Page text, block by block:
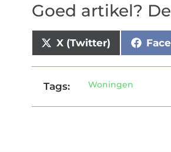
Goed artikel?
X (Twitter)
Tags: Woningen